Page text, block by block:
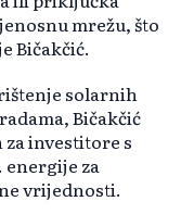
mrežu, što
Bičakčić.
solarnih
Bičakčić
investitore s
energije za
vrijednosti.